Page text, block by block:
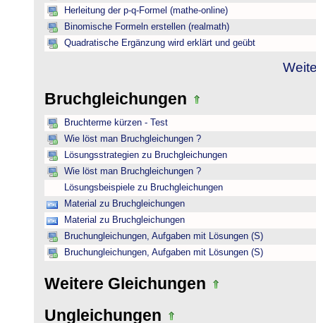
Herleitung der p-q-Formel (mathe-online)
Binomische Formeln erstellen (realmath)
Quadratische Ergänzung wird erklärt und geübt
Bruchgleichungen
Bruchterme kürzen - Test
Wie löst man Bruchgleichungen ?
Lösungsstrategien zu Bruchgleichungen
Wie löst man Bruchgleichungen ?
Lösungsbeispiele zu Bruchgleichungen
Material zu Bruchgleichungen
Material zu Bruchgleichungen
Bruchungleichungen, Aufgaben mit Lösungen (S)
Bruchungleichungen, Aufgaben mit Lösungen (S)
Weitere Gleichungen
Ungleichungen